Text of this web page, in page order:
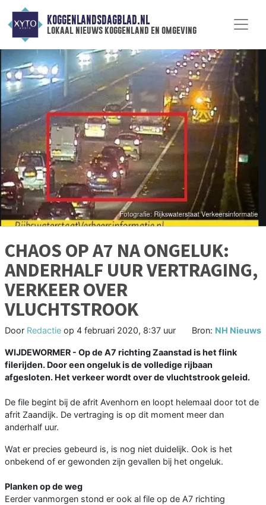
KOGGENLANDSDAGBLAD.NL
lokaal nieuws koggenland en omgeving
CHAOS OP A7 NA ONGELUK:
ANDERHALF UUR VERTRAGING,
VERKEER OVER
VLUCHTSTROOK
Door Redactie op 4 februari 2020, 8:37 uur Bron: NH Nieuws
WIJDEWORMER - Op de A7 richting Zaanstad is het flink
filerijden. Door een ongeluk is de volledige rijbaan
afgesloten. Het verkeer wordt over de vluchtstrook geleid.
De file begint bij de afrit Avenhorn en loopt helemaal door tot de
afrit Zaandijk. De vertraging is op dit moment meer dan
anderhalf uur.
Wat er precies gebeurd is, is nog niet duidelijk. Ook is het
onbekend of er gewonden zijn gevallen bij het ongeluk.
Planken op de weg
Eerder vanmorgen stond er ook al file op de A7 richting